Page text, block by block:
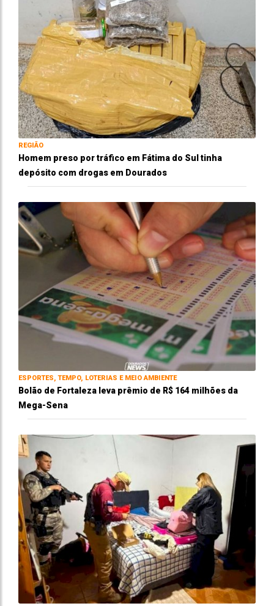
REGIÃO
Homem preso por tráfico em Fátima do Sul tinha
depósito com drogas em Dourados
ESPORTES, TEMPO, LOTERIAS E MEIO AMBIENTE
Bolão de Fortaleza leva prêmio de R$ 164 milhões da
Mega-Sena